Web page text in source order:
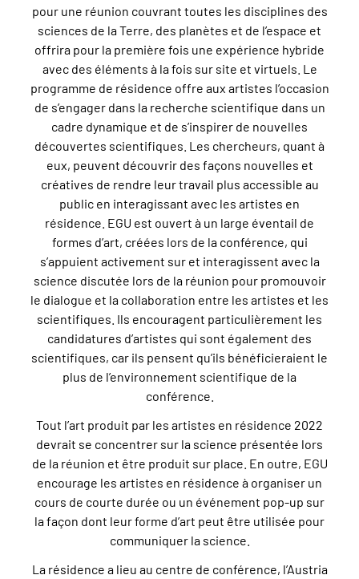
pour une réunion couvrant toutes les disciplines des
sciences de la Terre, des planètes et de l’espace et
offrira pour la première fois une expérience hybride
avec des éléments à la fois sur site et virtuels. Le
programme de résidence offre aux artistes l’occasion
de s’engager dans la recherche scientifique dans un
cadre dynamique et de s’inspirer de nouvelles
découvertes scientifiques. Les chercheurs, quant à
eux, peuvent découvrir des façons nouvelles et
créatives de rendre leur travail plus accessible au
public en interagissant avec les artistes en
résidence. EGU est ouvert à un large éventail de
formes d’art, créées lors de la conférence, qui
s’appuient activement sur et interagissent avec la
science discutée lors de la réunion pour promouvoir
le dialogue et la collaboration entre les artistes et les
scientifiques. Ils encouragent particulièrement les
candidatures d’artistes qui sont également des
scientifiques, car ils pensent qu’ils bénéficieraient le
plus de l’environnement scientifique de la
conférence.
Tout l’art produit par les artistes en résidence 2022
devrait se concentrer sur la science présentée lors
de la réunion et être produit sur place. En outre, EGU
encourage les artistes en résidence à organiser un
cours de courte durée ou un événement pop-up sur
la façon dont leur forme d’art peut être utilisée pour
communiquer la science.
La résidence a lieu au centre de conférence, l’Austria